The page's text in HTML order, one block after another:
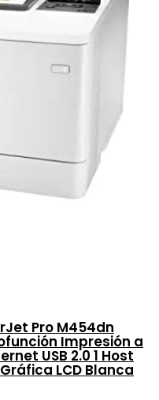
Pro M454dn
Impresión a
USB 2.0 1 Host
LCD Blanca